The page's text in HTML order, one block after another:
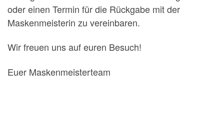
oder einen Termin für die Rückgabe mit der
Maskenmeisterin zu vereinbaren.
Wir freuen uns auf euren Besuch!
Euer Maskenmeisterteam